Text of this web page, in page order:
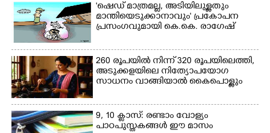
'ഷെഡ് മാത്രമല്ല, അടിയിലുള്ളതും
മാന്തിയെടുക്കാനാവും' പ്രകോപന
പ്രസംഗവുമായി കെ.കെ. രാഗേഷ്
260 രൂപയിൽ നിന്ന് 320 രൂപയിലെത്തി,
അടുക്കളയിലെ നിത്യോപയോഗ
സാധനം വാങ്ങിയാൽ കൈപൊള്ളും
9, 10 ക്ലാസ്: രണ്ടാം വോള്യം
പാഠപുസ്തകങ്ങൾ ഈ മാസം